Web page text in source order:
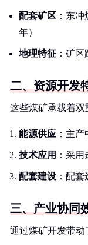
配套矿区 ：东
年）
地理特征 ：矿
二、资源开发
这些煤矿承载着双
能源供应 ：主
技术应用 ：采
配套建设 ：配
三、产业协同
通过煤矿开发带动